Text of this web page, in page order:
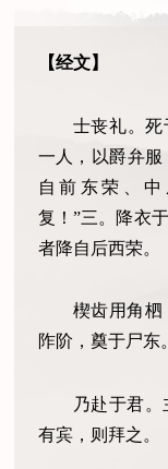
【经文】
士丧礼。
一人，以爵弁
自前东荣、
复！”三。降衣
者降自后西荣。
楔齿用角柶
阼阶，奠于尸东
乃赴于君。
有宾，则拜之。